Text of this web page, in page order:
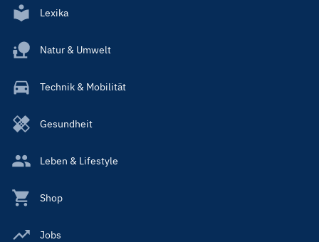
Lexika
Natur & Umwelt
Technik & Mobilität
Gesundheit
Leben & Lifestyle
Shop
Jobs